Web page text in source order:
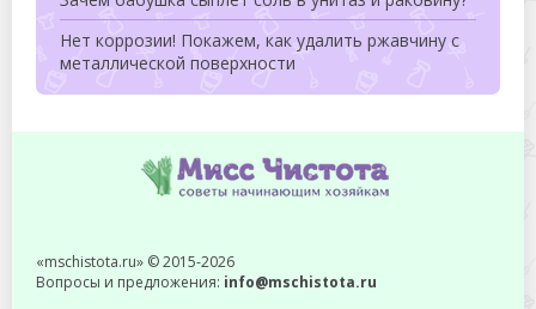
Нет коррозии! Покажем, как удалить ржавчину с
металлической поверхности
«mschistota.ru» © 2015-2026
Вопросы и предложения: info@mschistota.ru